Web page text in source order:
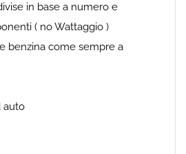
in base a numero e
( no Wattaggio )
benzina come sempre a
auto